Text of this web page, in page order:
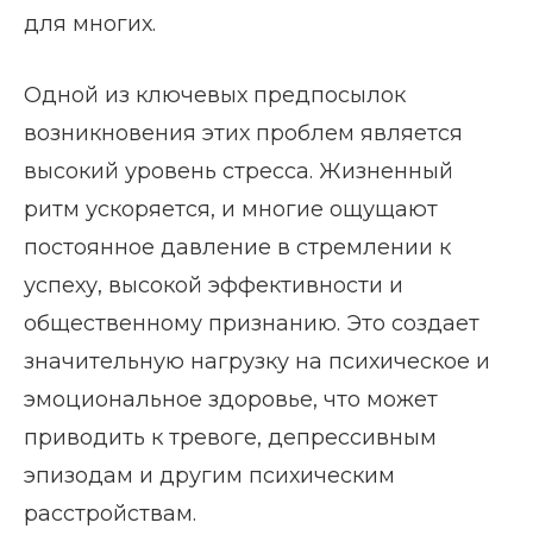
для многих.
Одной из ключевых предпосылок
возникновения этих проблем является
высокий уровень стресса. Жизненный
ритм ускоряется, и многие ощущают
постоянное давление в стремлении к
успеху, высокой эффективности и
общественному признанию. Это создает
значительную нагрузку на психическое и
эмоциональное здоровье, что может
приводить к тревоге, депрессивным
эпизодам и другим психическим
расстройствам.